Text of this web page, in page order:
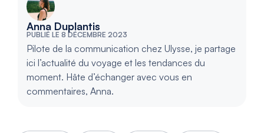
Anna Duplantis
PUBLIÉ LE 8 DÉCEMBRE 2023
Pilote de la communication chez Ulysse, je partage
ici l’actualité du voyage et les tendances du
moment. Hâte d’échanger avec vous en
commentaires, Anna.